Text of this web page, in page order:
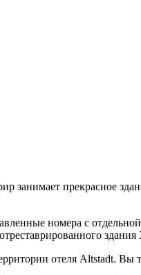
занимает прекрасное
номера с
отеля Altstadt. Вы